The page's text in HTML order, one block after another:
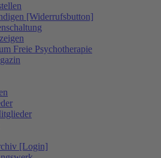
[Widerrufsbutton]
Freie Psychotherapie
[Login]